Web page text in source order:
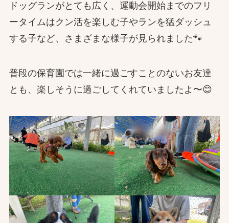
ドッグランがとても広く、運動会開始までのフリ
ータイムはクン活を楽しむ子やランを猛ダッシュ
する子など、さまざまな様子が見られました🐾
普段の保育園では一緒に過ごすことのないお友達
とも、楽しそうに過ごしてくれていましたよ〜😊